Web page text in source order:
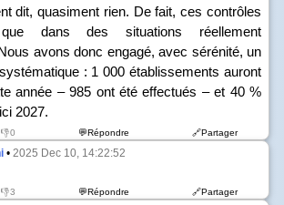
dit, quasiment rien. De fait, ces contrôles
que dans des situations réellement
avons donc engagé, avec sérénité, un
: 1 000 établissements auront
année – 985 ont été effectués – et 40 %
2027.
👎0 💬Répondre 🔗Partager
• 2025 Dec 10, 14:22:52
👎3 💬Répondre 🔗Partager